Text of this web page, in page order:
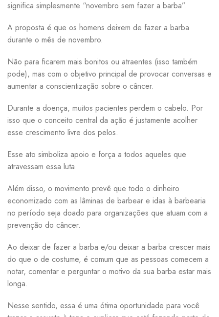
significa simplesmente “novembro sem fazer a barba”.
A proposta é que os homens deixem de fazer a barba
durante o mês de novembro.
Não para ficarem mais bonitos ou atraentes (isso também
pode), mas com o objetivo principal de provocar conversas e
aumentar a conscientização sobre o câncer.
Durante a doença, muitos pacientes perdem o cabelo. Por
isso que o conceito central da ação é justamente acolher
esse crescimento livre dos pelos.
Esse ato simboliza apoio e força a todos aqueles que
atravessam essa luta.
Além disso, o movimento prevê que todo o dinheiro
economizado com as lâminas de barbear e idas à barbearia
no período seja doado para organizações que atuam com a
prevenção do câncer.
Ao deixar de fazer a barba e/ou deixar a barba crescer mais
do que o de costume, é comum que as pessoas comecem a
notar, comentar e perguntar o motivo da sua barba estar mais
longa.
Nesse sentido, essa é uma ótima oportunidade para você